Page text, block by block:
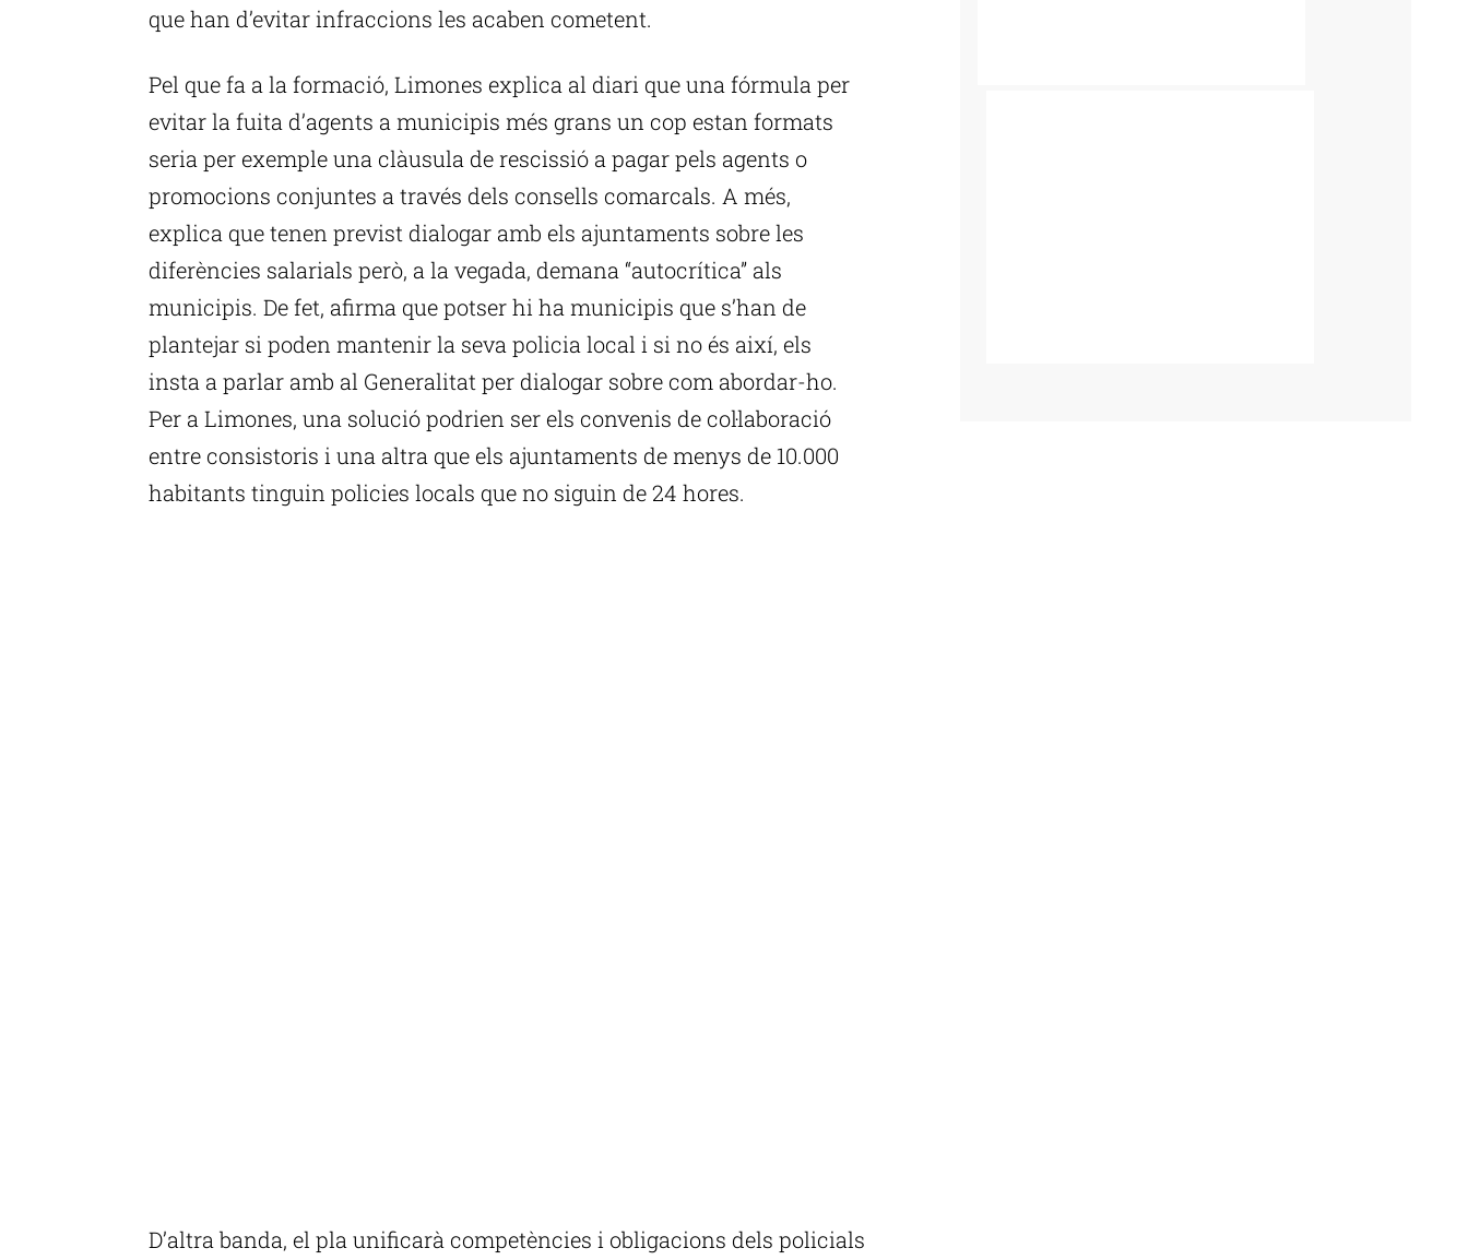
que han d’evitar infraccions les acaben cometent.
Pel que fa a la formació, Limones explica al diari que una fórmula per
evitar la fuita d’agents a municipis més grans un cop estan formats
seria per exemple una clàusula de rescissió a pagar pels agents o
promocions conjuntes a través dels consells comarcals. A més,
explica que tenen previst dialogar amb els ajuntaments sobre les
diferències salarials però, a la vegada, demana “autocrítica” als
municipis. De fet, afirma que potser hi ha municipis que s’han de
plantejar si poden mantenir la seva policia local i si no és així, els
insta a parlar amb al Generalitat per dialogar sobre com abordar-ho.
Per a Limones, una solució podrien ser els convenis de col·laboració
entre consistoris i una altra que els ajuntaments de menys de 10.000
habitants tinguin policies locals que no siguin de 24 hores.
D’altra banda, el pla unificarà competències i obligacions dels policials